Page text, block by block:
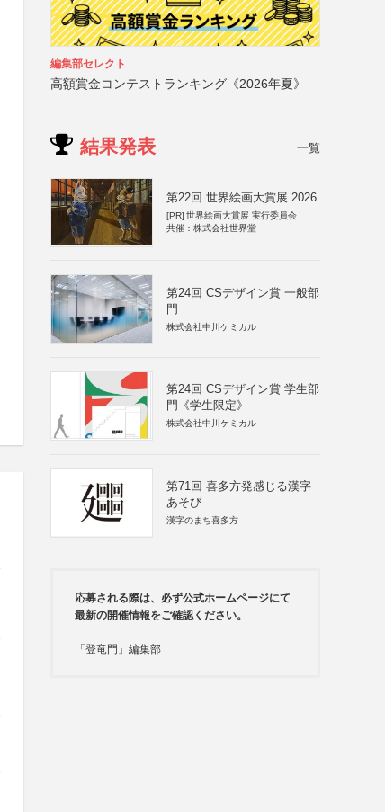
編集部セレクト
高額賞金コンテストランキング《2026年夏》
結果発表 一覧
第22回 世界絵画大賞展 2026
[PR] 世界絵画大賞展 実行委員会
共催：株式会社世界堂
第24回 CSデザイン賞 一般部
門
株式会社中川ケミカル
第24回 CSデザイン賞 学生部
門《学生限定》
株式会社中川ケミカル
第71回 喜多方発感じる漢字
あそび
漢字のまち喜多方
応募される際は、必ず公式ホームページにて
最新の開催情報をご確認ください。
「登竜門」編集部